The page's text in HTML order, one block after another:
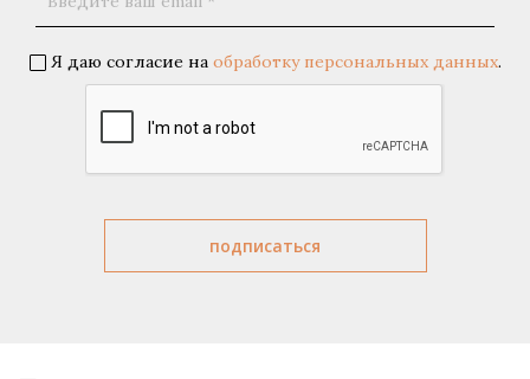
Я даю согласие на обработку персональных данных.